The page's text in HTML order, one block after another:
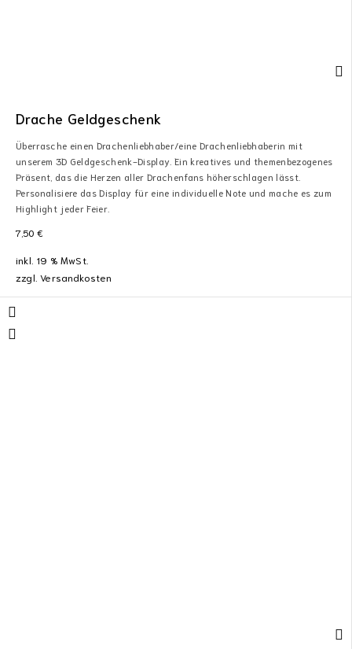
Drache Geldgeschenk
Überrasche einen Drachenliebhaber/eine Drachenliebhaberin mit
unserem 3D Geldgeschenk-Display. Ein kreatives und themenbezogenes
Präsent, das die Herzen aller Drachenfans höherschlagen lässt.
Personalisiere das Display für eine individuelle Note und mache es zum
Highlight jeder Feier.
7,50 €
inkl. 19 % MwSt.
zzgl.Versandkosten